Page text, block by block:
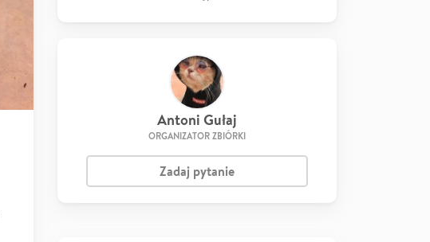
Antoni Gułaj
ORGANIZATOR ZBIÓRKI
Zadaj pytanie